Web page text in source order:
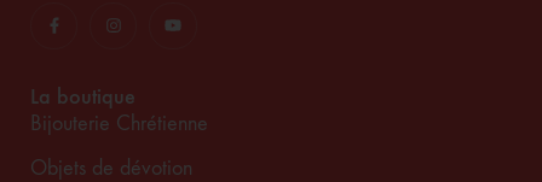
La boutique
Bijouterie Chrétienne
Objets de dévotion